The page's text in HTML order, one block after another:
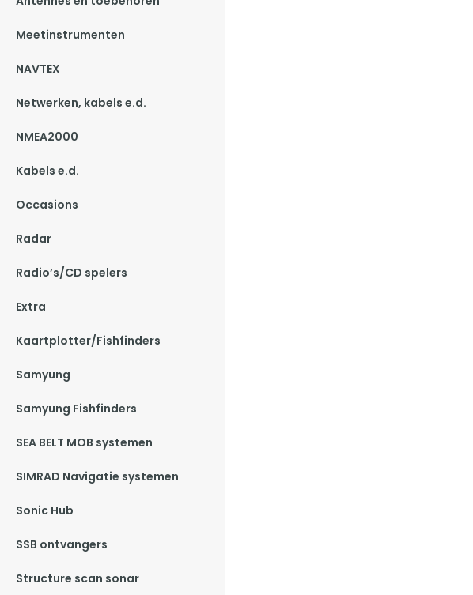
Meetinstrumenten
NAVTEX
Netwerken, kabels e.d.
NMEA2000
Kabels e.d.
Occasions
Radar
Radio’s/CD spelers
Extra
Kaartplotter/Fishfinders
Samyung
Samyung Fishfinders
SEA BELT MOB systemen
SIMRAD Navigatie systemen
Sonic Hub
SSB ontvangers
Structure scan sonar